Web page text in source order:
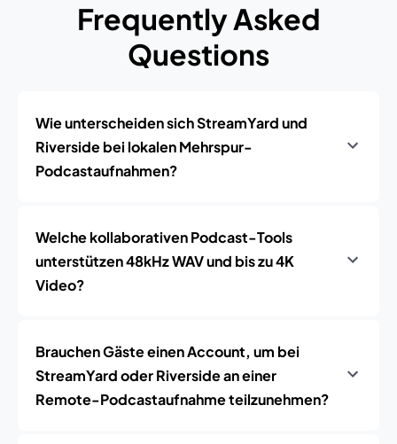
Frequently Asked
Questions
Wie unterscheiden sich StreamYard und
Riverside bei lokalen Mehrspur-
Podcastaufnahmen?
Welche kollaborativen Podcast-Tools
unterstützen 48kHz WAV und bis zu 4K
Video?
Brauchen Gäste einen Account, um bei
StreamYard oder Riverside an einer
Remote-Podcastaufnahme teilzunehmen?